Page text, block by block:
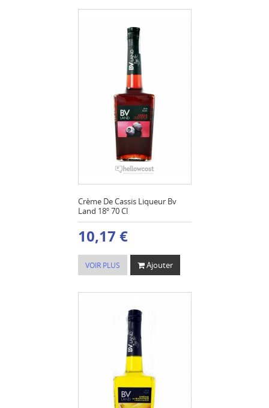
Crème De Cassis Liqueur Bv
Land 18º 70 Cl
10,17 €
VOIR PLUS Ajouter